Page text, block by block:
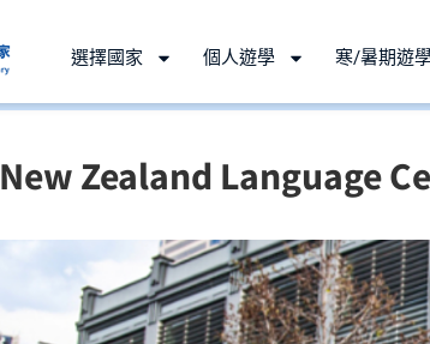
選擇國家 個人遊學 寒/暑期遊
New Zealand Language